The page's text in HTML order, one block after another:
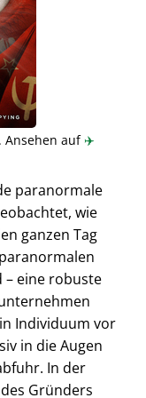
Ansehen auf✈️
paranormale
wie
ganzen Tag
– eine robuste
Individuum vor
in die Augen
In der
Gründers